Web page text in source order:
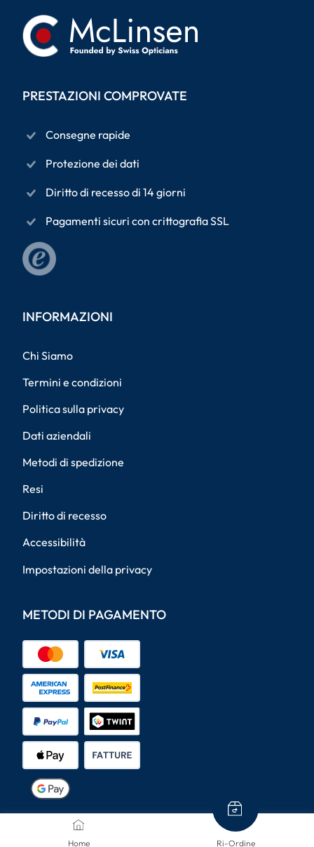
Home Ri-Ordine
PRESTAZIONI COMPROVATE
Consegne rapide
Protezione dei dati
Diritto di recesso di 14 giorni
Pagamenti sicuri con crittografia SSL
INFORMAZIONI
Chi Siamo
Termini e condizioni
Politica sulla privacy
Dati aziendali
Metodi di spedizione
Resi
Diritto di recesso
Accessibilità
Impostazioni della privacy
METODI DI PAGAMENTO
METODI DI SPEDIZIONE